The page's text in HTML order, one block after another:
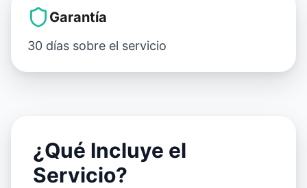
Garantía
30 días sobre el servicio
¿Qué Incluye el
Servicio?